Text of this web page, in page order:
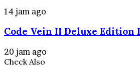
14 jam ago
Code Vein II Deluxe Edition
20 jam ago
Check Also